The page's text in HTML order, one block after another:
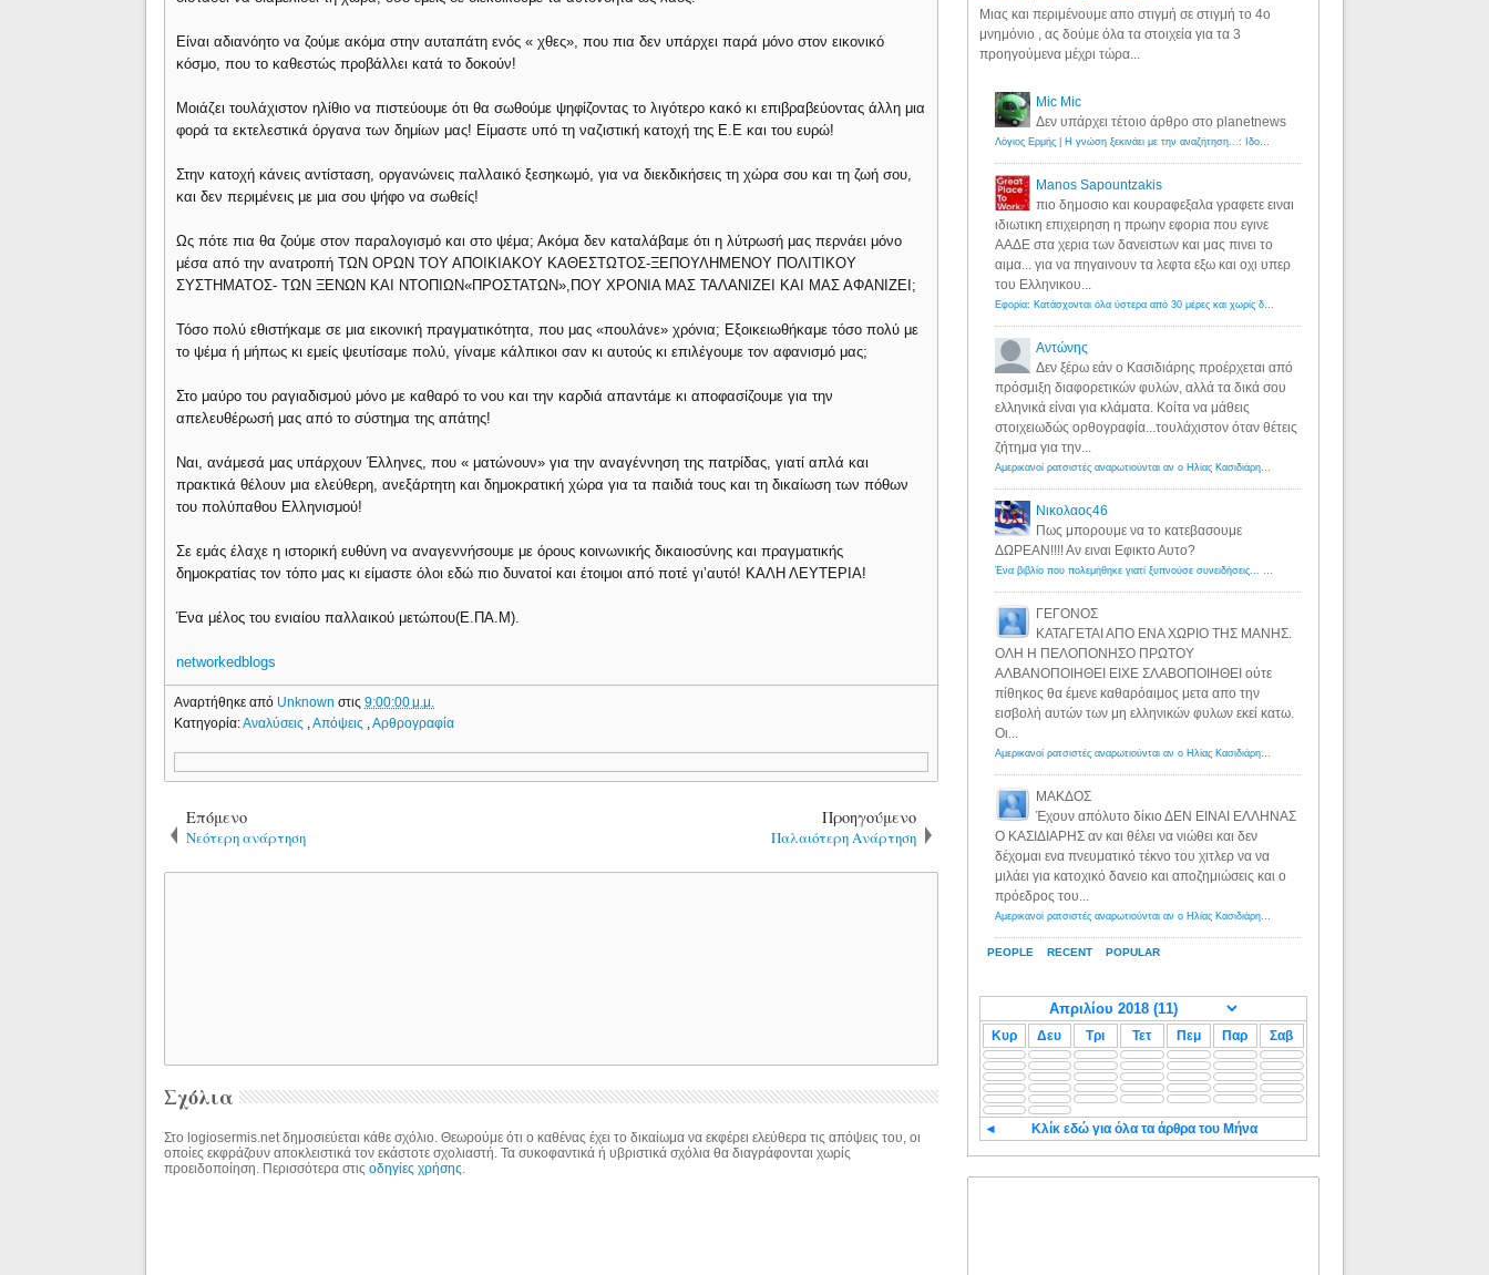
Είναι αδιανόητο να ζούμε ακόμα στην αυταπάτη ενός « χθες», που πια δεν υπάρχει παρά μόνο στον εικονικό
κόσμο, που το καθεστώς προβάλλει κατά το δοκούν!
Μοιάζει τουλάχιστον ηλίθιο να πιστεύουμε ότι θα σωθούμε ψηφίζοντας το λιγότερο κακό κι επιβραβεύοντας άλλη μια
φορά τα εκτελεστικά όργανα των δημίων μας! Είμαστε υπό τη ναζιστική κατοχή της Ε.Ε και του ευρώ!
Στην κατοχή κάνεις αντίσταση, οργανώνεις παλλαικό ξεσηκωμό, για να διεκδικήσεις τη χώρα σου και τη ζωή σου,
και δεν περιμένεις με μια σου ψήφο να σωθείς!
Ως πότε πια θα ζούμε στον παραλογισμό και στο ψέμα; Ακόμα δεν καταλάβαμε ότι η λύτρωσή μας περνάει μόνο
μέσα από την ανατροπή ΤΩΝ ΟΡΩΝ ΤΟΥ ΑΠΟΙΚΙΑΚΟΥ ΚΑΘΕΣΤΩΤΟΣ-ΞΕΠΟΥΛΗΜΕΝΟΥ ΠΟΛΙΤΙΚΟΥ
ΣΥΣΤΗΜΑΤΟΣ- ΤΩΝ ΞΕΝΩΝ ΚΑΙ ΝΤΟΠΙΩΝ«ΠΡΟΣΤΑΤΩΝ»,ΠΟΥ ΧΡΟΝΙΑ ΜΑΣ ΤΑΛΑΝΙΖΕΙ ΚΑΙ ΜΑΣ ΑΦΑΝΙΖΕΙ;
Τόσο πολύ εθιστήκαμε σε μια εικονική πραγματικότητα, που μας «πουλάνε» χρόνια; Εξοικειωθήκαμε τόσο πολύ με
το ψέμα ή μήπως κι εμείς ψευτίσαμε πολύ, γίναμε κάλπικοι σαν κι αυτούς κι επιλέγουμε τον αφανισμό μας;
Στο μαύρο του ραγιαδισμού μόνο με καθαρό το νου και την καρδιά απαντάμε κι αποφασίζουμε για την
απελευθέρωσή μας από το σύστημα της απάτης!
Ναι, ανάμεσά μας υπάρχουν Έλληνες, που « ματώνουν» για την αναγέννηση της πατρίδας, γιατί απλά και
πρακτικά θέλουν μια ελεύθερη, ανεξάρτητη και δημοκρατική χώρα για τα παιδιά τους και τη δικαίωση των πόθων
του πολύπαθου Ελληνισμού!
Σε εμάς έλαχε η ιστορική ευθύνη να αναγεννήσουμε με όρους κοινωνικής δικαιοσύνης και πραγματικής
δημοκρατίας τον τόπο μας κι είμαστε όλοι εδώ πιο δυνατοί και έτοιμοι από ποτέ γι’αυτό! ΚΑΛΗ ΛΕΥΤΕΡΙΑ!
Ένα μέλος του ενιαίου παλλαικού μετώπου(Ε.ΠΑ.Μ).
networkedblogs
Αναρτήθηκε από Unknownστις9:00:00 μ.μ.
Κατηγορία:Αναλύσεις ,Απόψεις ,Αρθρογραφία
Επόμενο
Νεότερη ανάρτηση
Προηγούμενο
Παλαιότερη Ανάρτηση
Σχόλια
Στο logiosermis.net δημοσιεύεται κάθε σχόλιο. Θεωρούμε ότι ο καθένας έχει το δικαίωμα να εκφέρει ελεύθερα τις απόψεις του, οι
οποίες εκφράζουν αποκλειστικά τον εκάστοτε σχολιαστή. Τα συκοφαντικά ή υβριστικά σχόλια θα διαγράφονται χωρίς
προειδοποίηση. Περισσότερα στιςοδηγίες χρήσης
Μιας και περιμένουμε απο στιγμή σε στιγμή το 4ο
μνημόνιο , ας δούμε όλα τα στοιχεία για τα 3
προηγούμενα μέχρι τώρα...
PEOPLE RECENT POPULAR
Mic Mic
Δεν υπάρχει τέτοιο άρθρο στο planetnews
Λόγιος Ερμής | Η γνώση ξεκινάει με την αναζήτηση...: Ιδού οι 18 που χρωστούν 11 δις ευρώ!
Manos Sapountzakis
πιο δημοσιο και κουραφεξαλα γραφετε ειναι
ιδιωτικη επιχειρηση η πρωην εφορια που εγινε
ΑΑΔΕ στα χερια των δανειστων και μας πινει το
αιμα... για να πηγαινουν τα λεφτα εξω και οχι υπερ
του Ελληνικου...
Εφορία: Κατάσχονται όλα ύστερα από 30 μέρες και χωρίς δικαστικές αποφάσεις - Λόγιος Ερμής
Αντώνης
Δεν ξέρω εάν ο Κασιδιάρης προέρχεται από
πρόσμιξη διαφορετικών φυλών, αλλά τα δικά σου
ελληνικά είναι για κλάματα. Κοίτα να μάθεις
στοιχειωδώς ορθογραφία...τουλάχιστον όταν θέτεις
ζήτημα για την...
Αμερικανοί ρατσιστές αναρωτιούνται αν ο Ηλίας Κασιδιάρης ανήκει στη λευκή φυλή... - Λόγιος Ερμής
Νικολαος46
Πως μπορουμε να το κατεβασουμε
ΔΩΡΕΑΝ!!!! Αν ειναι Εφικτο Αυτο?
Ένα βιβλίο που πολεμήθηκε γιατί ξυπνούσε συνειδήσεις... - Λόγιος Ερμής | Η γνώση ξεκινάει με την αναζήτηση...
ΓΕΓΟΝΟΣ
ΚΑΤΑΓΕΤΑΙ ΑΠΟ ΕΝΑ ΧΩΡΙΟ ΤΗΣ ΜΑΝΗΣ.
ΟΛΗ Η ΠΕΛΟΠΟΝΗΣΟ ΠΡΩΤΟΥ
ΑΛΒΑΝΟΠΟΙΗΘΕΙ ΕΙΧΕ ΣΛΑΒΟΠΟΙΗΘΕΙ ούτε
πίθηκος θα έμενε καθαρόαιμος μετα απο την
εισβολή αυτών των μη ελληνικών φυλων εκεί κατω.
Οι...
Αμερικανοί ρατσιστές αναρωτιούνται αν ο Ηλίας Κασιδιάρης ανήκει στη λευκή φυλή... - Λόγιος Ερμής
ΜΑΚΔΟΣ
Έχουν απόλυτο δίκιο ΔΕΝ ΕΙΝΑΙ ΕΛΛΗΝΑΣ
Ο ΚΑΣΙΔΙΑΡΗΣ αν και θέλει να νιώθει και δεν
δέχομαι ενα πνευματικό τέκνο του χιτλερ να να
μιλάει για κατοχικό δανειο και αποζημιώσεις και ο
πρόεδρος του...
Αμερικανοί ρατσιστές αναρωτιούνται αν ο Ηλίας Κασιδιάρης ανήκει στη λευκή φυλή... - Λόγιος Ερμής
Κυρ Δευ Τρι Τετ Πεμ Παρ Σαβ
◄ Κλίκ εδώ για όλα τα άρθρα του Μήνα